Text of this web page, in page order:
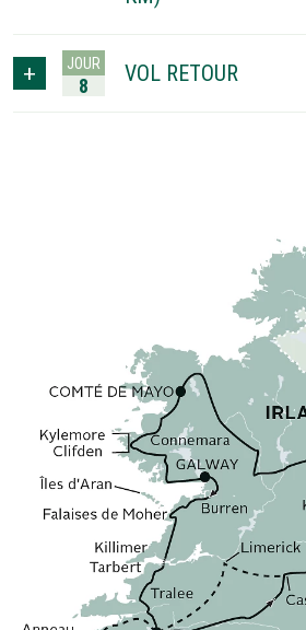
JOUR
8 VOL RETOUR